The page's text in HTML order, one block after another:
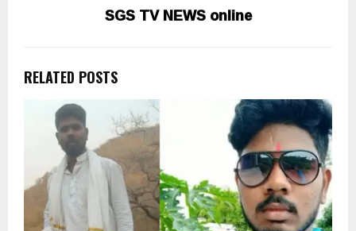
SGS TV NEWS online
RELATED POSTS